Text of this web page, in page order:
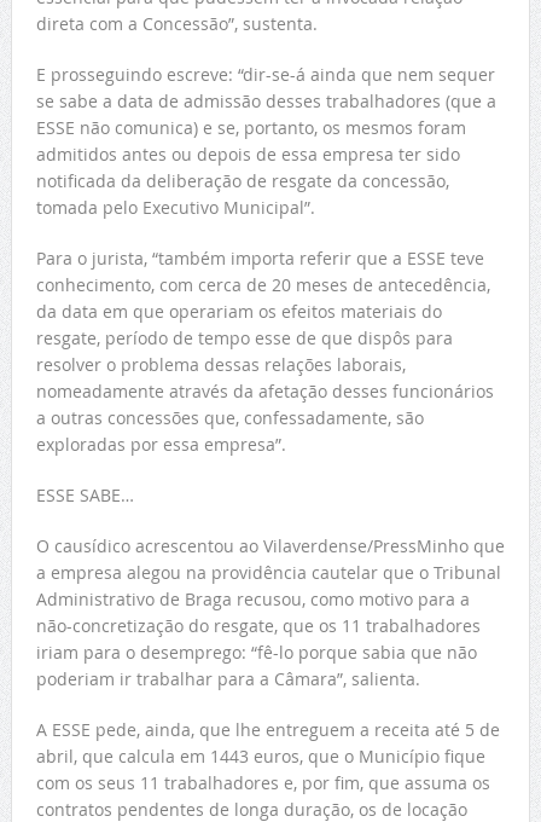
direta com a Concessão”, sustenta.
E prosseguindo escreve: “dir-se-á ainda que nem sequer
se sabe a data de admissão desses trabalhadores (que a
ESSE não comunica) e se, portanto, os mesmos foram
admitidos antes ou depois de essa empresa ter sido
notificada da deliberação de resgate da concessão,
tomada pelo Executivo Municipal”.
Para o jurista, “também importa referir que a ESSE teve
conhecimento, com cerca de 20 meses de antecedência,
da data em que operariam os efeitos materiais do
resgate, período de tempo esse de que dispôs para
resolver o problema dessas relações laborais,
nomeadamente através da afetação desses funcionários
a outras concessões que, confessadamente, são
exploradas por essa empresa”.
ESSE SABE…
O causídico acrescentou ao Vilaverdense/PressMinho que
a empresa alegou na providência cautelar que o Tribunal
Administrativo de Braga recusou, como motivo para a
não-concretização do resgate, que os 11 trabalhadores
iriam para o desemprego: “fê-lo porque sabia que não
poderiam ir trabalhar para a Câmara”, salienta.
A ESSE pede, ainda, que lhe entreguem a receita até 5 de
abril, que calcula em 1443 euros, que o Município fique
com os seus 11 trabalhadores e, por fim, que assuma os
contratos pendentes de longa duração, os de locação